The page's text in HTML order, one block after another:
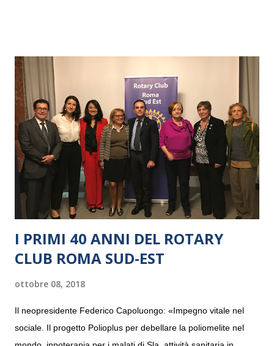
I PRIMI 40 ANNI DEL ROTARY
CLUB ROMA SUD-EST
ottobre 08, 2018
Il neopresidente Federico Capoluongo: «Impegno vitale nel
sociale. Il progetto Polioplus per debellare la poliomelite nel